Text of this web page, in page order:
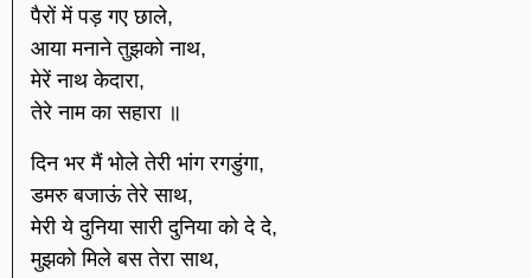
पैरों में पड़ गए छाले,
आया मनाने तुझको नाथ,
मेरें नाथ केदारा,
तेरे नाम का सहारा ॥
दिन भर मैं भोले तेरी भांग रगडुंगा,
डमरु बजाऊं तेरे साथ,
मेरी ये दुनिया सारी दुनिया को दे दे,
मुझको मिले बस तेरा साथ,